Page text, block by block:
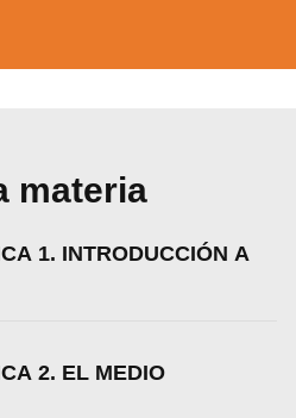
materia
1. INTRODUCCIÓN A
2. EL MEDIO